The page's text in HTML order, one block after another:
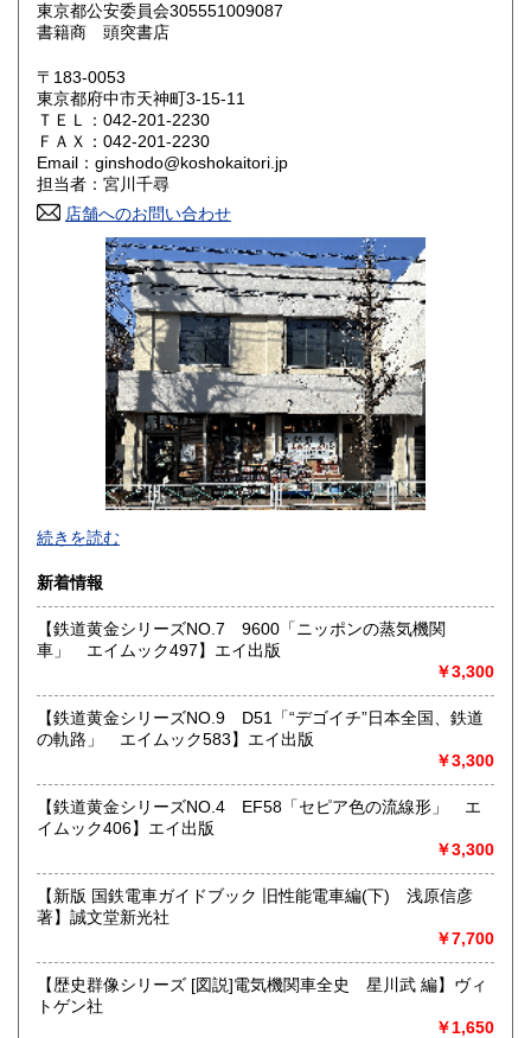
滋賀県
大阪府 1,800円
奈良県 1,800円
鳥取県
1,800円 広島県
1,800円 徳島県
1,800円 愛媛県
1,800円 福岡県
1,800円 長崎県
1,800円 大分県
宮崎県
沖縄県
東京都公安委員会305551009087
書籍商 頭突書店
〒183-0053
東京都府中市天神町3-15-11
ＴＥＬ：042-201-2230
ＦＡＸ：042-201-2230
Email：ginshodo@koshokaitori.jp
担当者：宮川千尋
店舗へのお問い合わせ
東京都では「銀装堂」として営業しております。
基本的には同じ書店となります。
★★ご質問、ご要望はご注文前にお問合せ下さい。★★
★★電話・FAXでの在庫、状態確認及びご注文には対応しま
せん。
すべての方にメールでのお問い合わせを御案内してい
★★メールでのお問い合わせは、用件のみの場合スパムメー
ルと判断して返信いたしません。お名前もお願いいたしま
沿線名：★★電話・FAXでの在庫、状態確認及びご注文には
対応しません。お電話を頂いてもすべての方にメールでのお
営業時間：(平日)10:00-17:00
定休日：土日祝休/臨時休業有
★出張買取・郵送買取(※要事前相談)致します。
お気軽にご相談ください。
続きを読む
新着情報
【鉄道黄金シリーズNO.7 9600「ニッポンの蒸気機関
車」 エイムック497】エイ出版
￥3,300
【鉄道黄金シリーズNO.9 D51「“デゴイチ”日本全国、鉄道
の軌路」 エイムック583】エイ出版
￥3,300
【鉄道黄金シリーズNO.4 EF58「セピア色の流線形」 エ
イムック406】エイ出版
￥3,300
【新版 国鉄電車ガイドブック 旧性能電車編(下) 浅原信彦
著】誠文堂新光社
￥7,700
【歴史群像シリーズ [図説]電気機関車全史 星川武 編】ヴィ
トゲン社
￥1,650